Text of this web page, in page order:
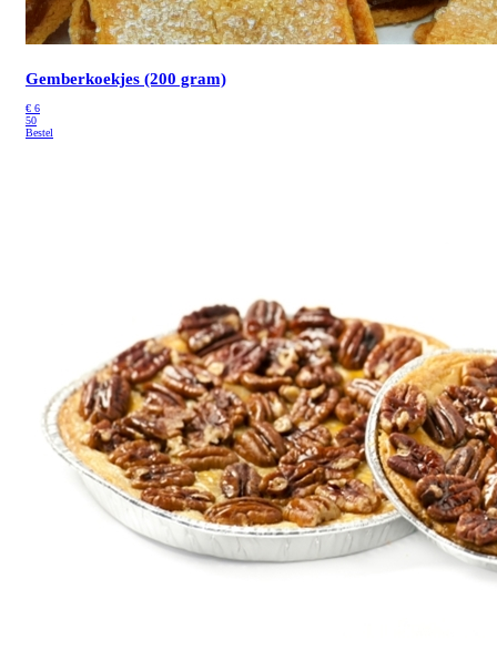
Gemberkoekjes (200 gram)
€ 6
50
Bestel